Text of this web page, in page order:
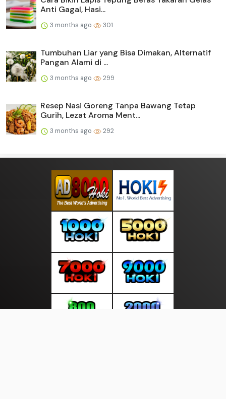
Anti Gagal, Hasi...
3 months ago 301
Tumbuhan Liar yang Bisa Dimakan, Alternatif
Pangan Alami di ...
3 months ago 299
Resep Nasi Goreng Tanpa Bawang Tetap
Gurih, Lezat Aroma Ment...
3 months ago 292